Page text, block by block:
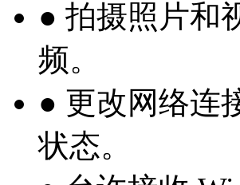
● 拍摄照片
频。
● 更改网络连
状态。